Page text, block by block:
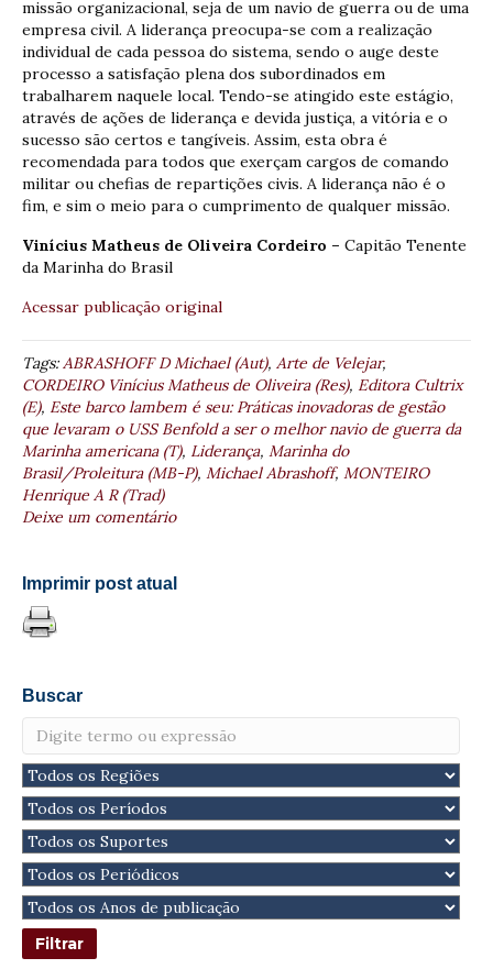
missão organizacional, seja de um navio de guerra ou de uma
empresa civil. A liderança preocupa-se com a realização
individual de cada pessoa do sistema, sendo o auge deste
processo a satisfação plena dos subordinados em
trabalharem naquele local. Tendo-se atingido este estágio,
através de ações de liderança e devida justiça, a vitória e o
sucesso são certos e tangíveis. Assim, esta obra é
recomendada para todos que exerçam cargos de comando
militar ou chefias de repartições civis. A liderança não é o
fim, e sim o meio para o cumprimento de qualquer missão.
Vinícius Matheus de Oliveira Cordeiro – Capitão Tenente
da Marinha do Brasil
Acessar publicação original
Tags:ABRASHOFF D Michael (Aut), Arte de Velejar,
CORDEIRO Vinícius Matheus de Oliveira (Res), Editora Cultrix
(E), Este barco lambem é seu: Práticas inovadoras de gestão
que levaram o USS Benfold a ser o melhor navio de guerra da
Marinha americana (T), Liderança, Marinha do
Brasil/Proleitura (MB-P), Michael Abrashoff, MONTEIRO
Henrique A R (Trad)
Deixe um comentário
Imprimir post atual
Buscar